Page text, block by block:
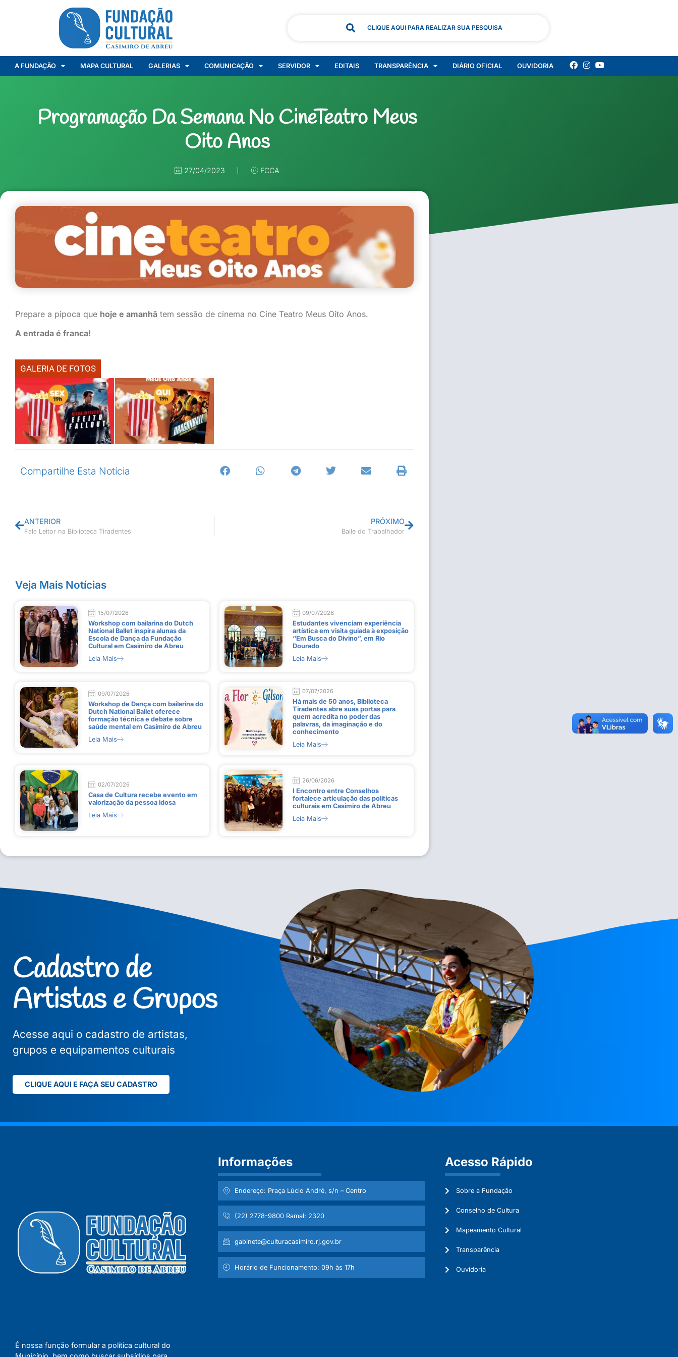
CLIQUE AQUI PARA REALIZAR SUA PESQUISA
A FUNDAÇÃO MAPA CULTURAL GALERIAS COMUNICAÇÃO SERVIDOR EDITAIS TRANSPARÊNCIA DIÁRIO OFICIAL OUVIDORIA
Programação Da Semana No CineTeatro Meus
Oito Anos
27/04/2023 FCCA
Prepare a pipoca que hoje e amanhã tem sessão de cinema no Cine Teatro Meus Oito Anos.
A entrada é franca!
GALERIA DE FOTOS
Compartilhe Esta Notícia
ANTERIOR
Fala Leitor na Biblioteca Tiradentes
PRÓXIMO
Baile do Trabalhador
Veja Mais Notícias
15/07/2026
Workshop com bailarina do Dutch
National Ballet inspira alunas da
Escola de Dança da Fundação
Cultural em Casimiro de Abreu
Leia Mais
09/07/2026
Estudantes vivenciam experiência
artística em visita guiada à exposição
“Em Busca do Divino”, em Rio
Dourado
Leia Mais
09/07/2026
Workshop de Dança com bailarina do
Dutch National Ballet oferece
formação técnica e debate sobre
saúde mental em Casimiro de Abreu
Leia Mais
07/07/2026
Há mais de 50 anos, Biblioteca
Tiradentes abre suas portas para
quem acredita no poder das
palavras, da imaginação e do
conhecimento
Leia Mais
02/07/2026
Casa de Cultura recebe evento em
valorização da pessoa idosa
Leia Mais
26/06/2026
I Encontro entre Conselhos
fortalece articulação das políticas
culturais em Casimiro de Abreu
Leia Mais
Cadastro de
Artistas e Grupos
Acesse aqui o cadastro de artistas,
grupos e equipamentos culturais
CLIQUE AQUI E FAÇA SEU CADASTRO
É nossa função formular a política cultural do
Informações
Endereço: Praça Lúcio André, s/n – Centro
(22) 2778-9800 Ramal: 2320
gabinete@culturacasimiro.rj.gov.br
Horário de Funcionamento: 09h às 17h
Acesso Rápido
Sobre a Fundação
Conselho de Cultura
Mapeamento Cultural
Transparência
Ouvidoria